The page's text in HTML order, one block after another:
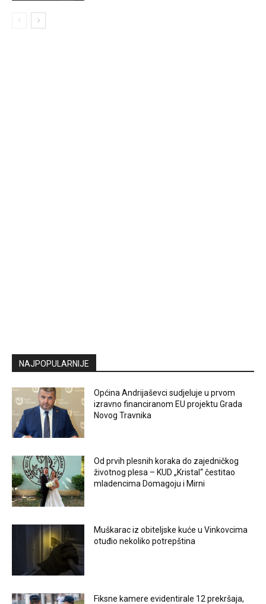
NAJPOPULARNIJE
Općina Andrijaševci sudjeluje u prvom
izravno financiranom EU projektu Grada
Novog Travnika
Od prvih plesnih koraka do zajedničkog
životnog plesa – KUD „Kristal“ čestitao
mladencima Domagoju i Mirni
Muškarac iz obiteljske kuće u Vinkovcima
otuđio nekoliko potrepština
Fiksne kamere evidentirale 12 prekršaja,